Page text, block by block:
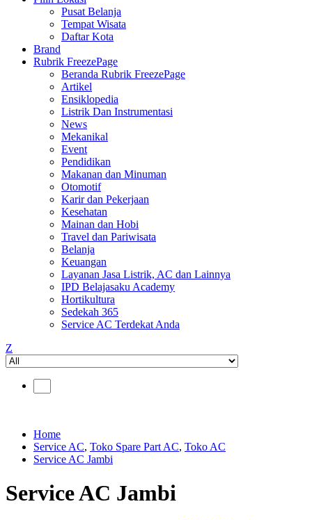
Pusat Belanja
Tempat Wisata
Daftar Kota
Brand
Rubrik FreezePage
Beranda Rubrik FreezePage
Artikel
Ensiklopedia
Listrik Dan Instrumentasi
News
Mekanikal
Event
Pendidikan
Makanan dan Minuman
Otomotif
Karir dan Pekerjaan
Kesehatan
Mainan dan Hobi
Travel dan Pariwisata
Belanja
Keuangan
Layanan Jasa Listrik, AC dan Lainnya
IPD Belajasaku Academy
Hortikultura
Sedekah 365
Service AC Terdekat Anda
Z
Home
Service AC, Toko Spare Part AC, Toko AC
Service AC Jambi
Service AC Jambi